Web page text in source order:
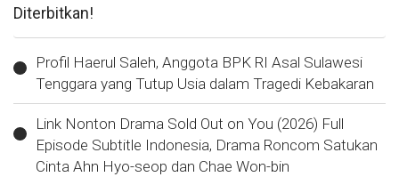
Diterbitkan!
Profil Haerul Saleh, Anggota BPK RI Asal Sulawesi
Tenggara yang Tutup Usia dalam Tragedi Kebakaran
Link Nonton Drama Sold Out on You (2026) Full
Episode Subtitle Indonesia, Drama Roncom Satukan
Cinta Ahn Hyo-seop dan Chae Won-bin